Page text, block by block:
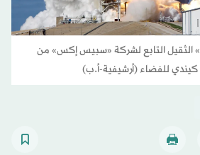
انطلاق صاروخ «فالكون 9» الثقيل التابع لشركة «سبيس إكس» من